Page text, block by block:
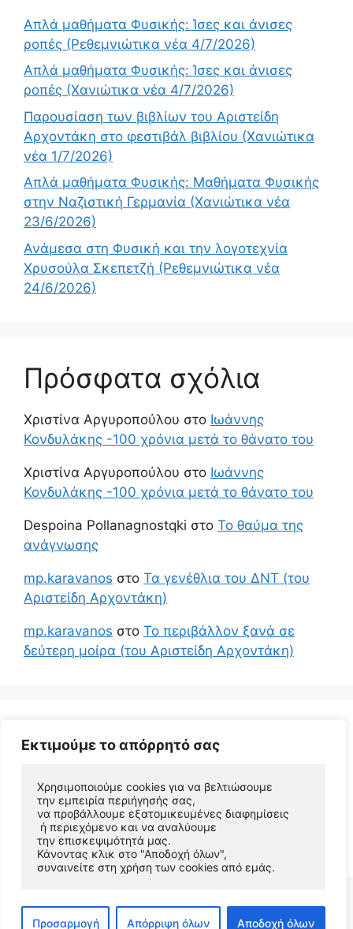
Εκτιμούμε το απόρρητό σας
Χρησιμοποιούμε cookies για να βελτιώσουμε
την εμπειρία περιήγησής σας,
να προβάλλουμε εξατομικευμένες διαφημίσεις
ή περιεχόμενο και να αναλύουμε
την επισκεψιμότητά μας.
Κάνοντας κλικ στο "Αποδοχή όλων",
συναινείτε στη χρήση των cookies από εμάς.
Προσαρμογή Απόρριψη όλων Αποδοχή όλων
Απλά μαθήματα Φυσικής: Ίσες και άνισες
ροπές (Ρεθεμνιώτικα νέα 4/7/2026)
Απλά μαθήματα Φυσικής: Ίσες και άνισες
ροπές (Χανιώτικα νέα 4/7/2026)
Παρουσίαση των βιβλίων του Αριστείδη
Αρχοντάκη στο φεστιβάλ βιβλίου (Χανιώτικα
νέα 1/7/2026)
Απλά μαθήματα Φυσικής: Μαθήματα Φυσικής
στην Ναζιστική Γερμανία (Χανιώτικα νέα
23/6/2026)
Ανάμεσα στη Φυσική και την λογοτεχνία
Χρυσούλα Σκεπετζή (Ρεθεμνιώτικα νέα
24/6/2026)
Πρόσφατα σχόλια
Χριστίνα Αργυροπούλου στο Ιωάννης
Κονδυλάκης -100 χρόνια μετά το θάνατο του
Χριστίνα Αργυροπούλου στο Ιωάννης
Κονδυλάκης -100 χρόνια μετά το θάνατο του
Despoina Pollanagnostqki στο Το θαύμα της
ανάγνωσης
mp.karavanos στο Τα γενέθλια του ΔΝΤ (του
Αριστείδη Αρχοντάκη)
mp.karavanos στο Το περιβάλλον ξανά σε
δεύτερη μοίρα (του Αριστείδη Αρχοντάκη)
© 2026 Αριστείδης Αρχοντάκης Φυσικός Συγγραφέας
• Φτιαγμένο μεGeneratePress